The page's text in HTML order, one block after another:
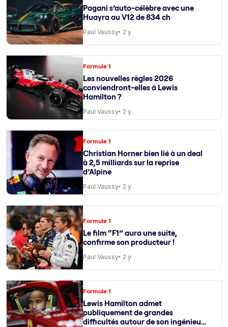
Pagani s’auto-célèbre avec une
Huayra au V12 de 834 ch
Paul Vaussy 2 y
Formule 1
Les nouvelles règles 2026
conviendront-elles à Lewis
Hamilton ?
Paul Vaussy 2 y
Formule 1
Christian Horner bien lié à un deal
à 2,5 milliards sur la reprise
d’Alpine
Paul Vaussy 2 y
Formule 1
Le film “F1” aura une suite,
confirme son producteur !
Paul Vaussy 2 y
Formule 1
Lewis Hamilton admet
publiquement de grandes
difficultés autour de son ingénieur